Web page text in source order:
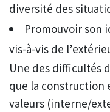
diversité des
Promouvoir son
vis-à-vis de
Une des difficultés
que la construction
valeurs (interne/